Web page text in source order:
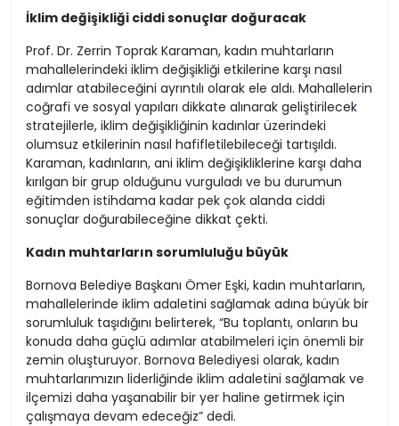
İklim değişikliği ciddi sonuçlar doğuracak
Prof. Dr. Zerrin Toprak Karaman, kadın muhtarların
mahallelerindeki iklim değişikliği etkilerine karşı nasıl
adımlar atabileceğini ayrıntılı olarak ele aldı. Mahallelerin
coğrafi ve sosyal yapıları dikkate alınarak geliştirilecek
stratejilerle, iklim değişikliğinin kadınlar üzerindeki
olumsuz etkilerinin nasıl hafifletilebileceği tartışıldı.
Karaman, kadınların, ani iklim değişikliklerine karşı daha
kırılgan bir grup olduğunu vurguladı ve bu durumun
eğitimden istihdama kadar pek çok alanda ciddi
sonuçlar doğurabileceğine dikkat çekti.
Kadın muhtarların sorumluluğu büyük
Bornova Belediye Başkanı Ömer Eşki, kadın muhtarların,
mahallelerinde iklim adaletini sağlamak adına büyük bir
sorumluluk taşıdığını belirterek, “Bu toplantı, onların bu
konuda daha güçlü adımlar atabilmeleri için önemli bir
zemin oluşturuyor. Bornova Belediyesi olarak, kadın
muhtarlarımızın liderliğinde iklim adaletini sağlamak ve
ilçemizi daha yaşanabilir bir yer haline getirmek için
çalışmaya devam edeceğiz” dedi.